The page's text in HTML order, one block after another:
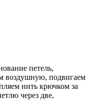
петель,
воздушную, подвигаем
нить крючком за
через две,